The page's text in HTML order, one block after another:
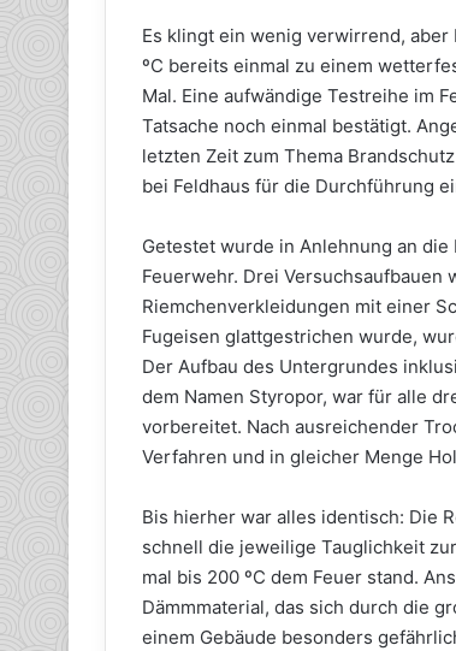
Es klingt ein wenig verwirrend,
ºC bereits einmal zu einem
Mal. Eine aufwändige Testreihe im
Tatsache noch einmal bestätigt.
letzten Zeit zum Thema
bei Feldhaus für die Durchführung
Getestet wurde in Anlehnung an
Feuerwehr. Drei
Riemchenverkleidungen mit einer
Fugeisen glattgestrichen wurde,
Der Aufbau des Untergrundes
dem Namen Styropor, war für alle
vorbereitet. Nach ausreichender
Verfahren und in gleicher Menge
Bis hierher war alles identisch: Die
schnell die jeweilige Tauglichkeit
mal bis 200 ºC dem Feuer stand.
Dämmmaterial, das sich durch die
einem Gebäude besonders